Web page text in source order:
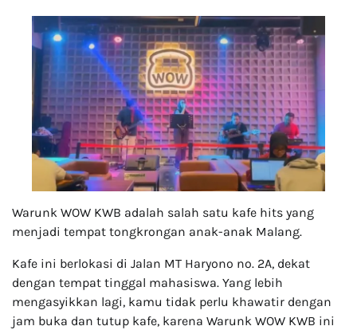
Warunk WOW KWB adalah salah satu kafe hits yang
menjadi tempat tongkrongan anak-anak Malang.
Kafe ini berlokasi di Jalan MT Haryono no. 2A, dekat
dengan tempat tinggal mahasiswa. Yang lebih
mengasyikkan lagi, kamu tidak perlu khawatir dengan
jam buka dan tutup kafe, karena Warunk WOW KWB ini